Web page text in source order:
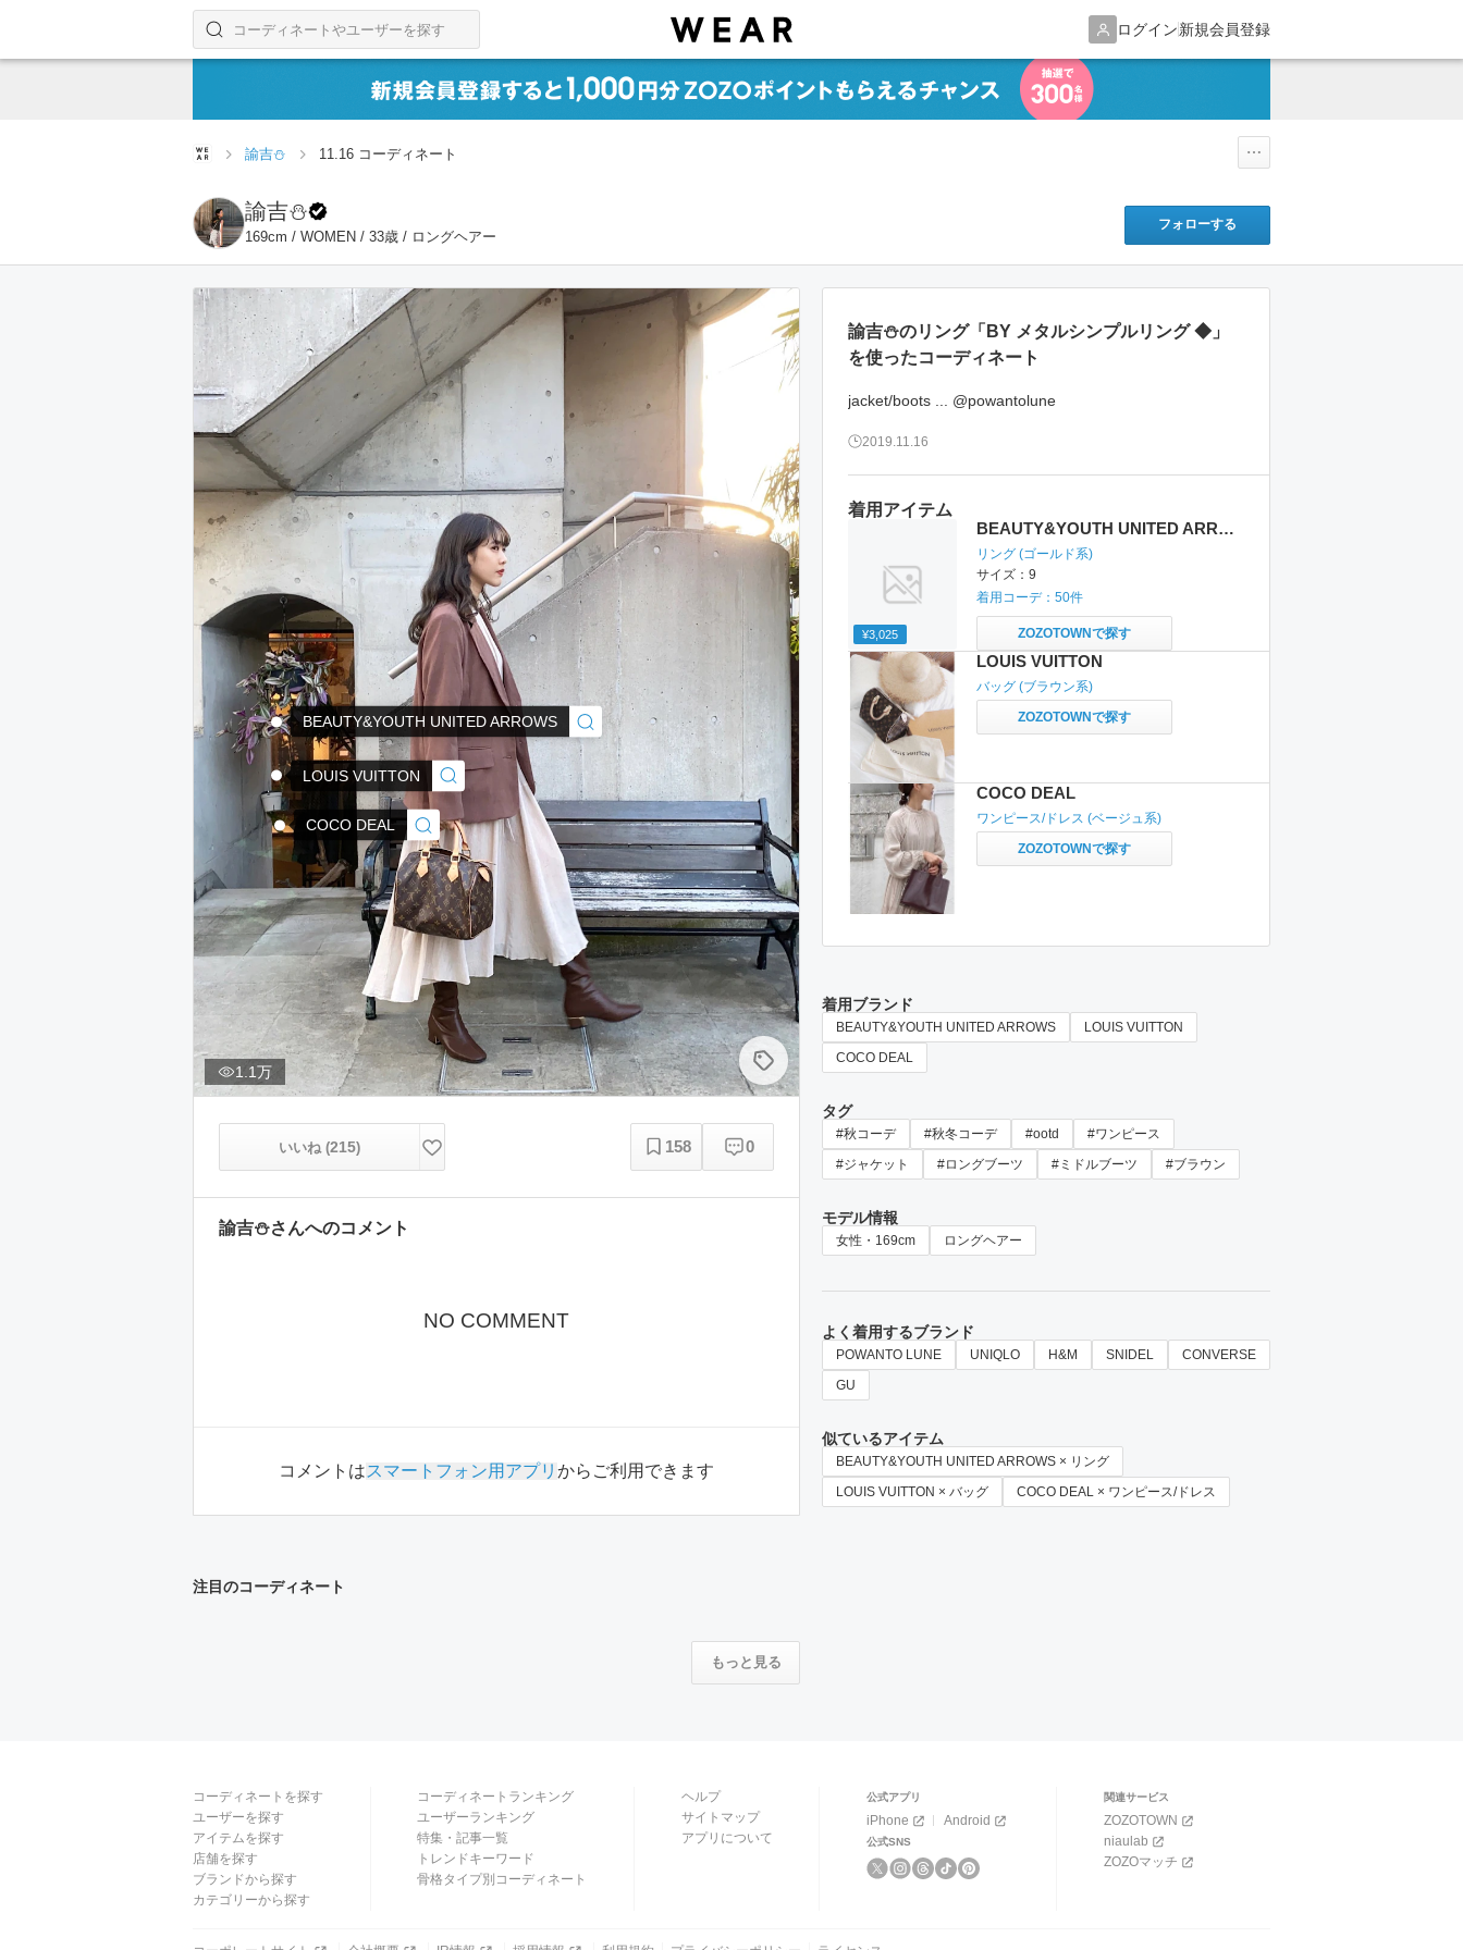
ログイン新規会員登録
コーディネートやユーザーを探す
検索する
諭吉⛄️ 11.16 コーディネート
諭吉⛄️
169cm / WOMEN / 33歳 / ロングヘアー
フォローする
BEAUTY&YOUTH UNITED ARROWS
LOUIS VUITTON
COCO DEAL
1.1万
いいね (215) 158 0
諭吉⛄️さんへのコメント
NO COMMENT
コメントはスマートフォン用アプリ からご利用できます
着用アイテム
¥3,025
BEAUTY&YOUTH UNITED ARROWS
リング (ゴールド系)
サイズ： 9
着用コーデ： 50件
ZOZOTOWNで探す
LOUIS VUITTON
バッグ (ブラウン系)
ZOZOTOWNで探す
COCO DEAL
ワンピース/ドレス (ベージュ系)
ZOZOTOWNで探す
諭吉⛄️のリング「BY メタルシンプルリング ◆」
を使ったコーディネート
jacket/boots ... @powantolune
2019.11.16
着用ブランド
BEAUTY&YOUTH UNITED ARROWS
LOUIS VUITTON
COCO DEAL
タグ
#秋コーデ #秋冬コーデ #ootd
#ワンピース
#ジャケット
#ロングブーツ #ミドルブーツ #ブラウン
モデル情報
女性・169cm ロングヘアー
よく着用するブランド
POWANTO LUNE UNIQLO H&M SNIDEL
CONVERSE
GU
似ているアイテム
BEAUTY&YOUTH UNITED ARROWS × リング
LOUIS VUITTON × バッグ
COCO DEAL × ワンピース/ドレス
注目のコーディネート
もっと見る
コーディネートを探す
ユーザーを探す
アイテムを探す
店舗を探す
ブランドから探す
カテゴリーから探す
コーディネートランキング
ユーザーランキング
特集・記事一覧
トレンドキーワード
骨格タイプ別コーディネート
ヘルプ
サイトマップ
アプリについて
公式アプリ
iPhone Android
公式SNS
関連サービス
ZOZOTOWN
niaulab
ZOZOマッチ